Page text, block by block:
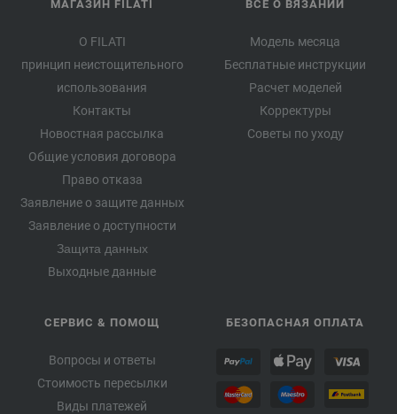
МАГАЗИН FILATI
О FILATI
принцип неистощительного
использования
Контакты
Новостная рассылка
Общие условия договора
Право отказа
Заявление о защите данных
Заявление о доступности
Защита данных
Выходные данные
ВСЕ О ВЯЗАНИИ
Модель месяца
Бесплатные инструкции
Расчет моделей
Корректуры
Советы по уходу
СЕРВИС & ПОМОЩ
Вопросы и ответы
Стоимость пересылки
Виды платежей
БЕЗОПАСНАЯ ОПЛАТА